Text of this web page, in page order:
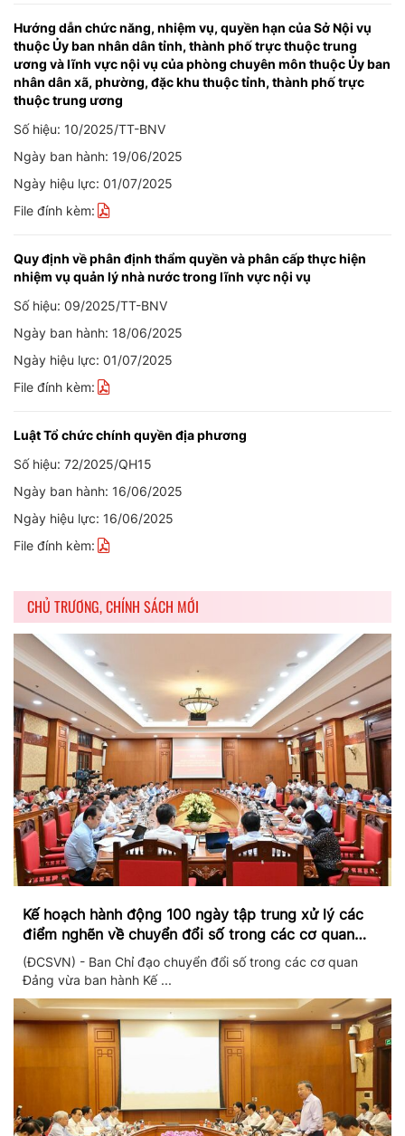
Hướng dẫn chức năng, nhiệm vụ, quyền hạn của Sở Nội vụ
thuộc Ủy ban nhân dân tỉnh, thành phố trực thuộc trung
ương và lĩnh vực nội vụ của phòng chuyên môn thuộc Ủy ban
nhân dân xã, phường, đặc khu thuộc tỉnh, thành phố trực
thuộc trung ương
Số hiệu: 10/2025/TT-BNV
Ngày ban hành: 19/06/2025
Ngày hiệu lực: 01/07/2025
File đính kèm:
Quy định về phân định thẩm quyền và phân cấp thực hiện
nhiệm vụ quản lý nhà nước trong lĩnh vực nội vụ
Số hiệu: 09/2025/TT-BNV
Ngày ban hành: 18/06/2025
Ngày hiệu lực: 01/07/2025
File đính kèm:
Luật Tổ chức chính quyền địa phương
Số hiệu: 72/2025/QH15
Ngày ban hành: 16/06/2025
Ngày hiệu lực: 16/06/2025
File đính kèm:
CHỦ TRƯƠNG, CHÍNH SÁCH MỚI
Kế hoạch hành động 100 ngày tập trung xử lý các
điểm nghẽn về chuyển đổi số trong các cơ quan
Đảng
(ĐCSVN) - Ban Chỉ đạo chuyển đổi số trong các cơ quan
Đảng vừa ban hành Kế ...